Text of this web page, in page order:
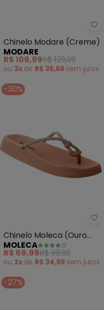
Fila Sleek (Bege)
Chinelo Modare (Creme)
MODARE
R$ 109,99R$ 129,99
ou 3x de R$ 36,66 sem juros
Chinelo Zaxy Glow (Off
-30%
Chinelo Moleca (Ouro
Rosado) em Sintético
MOLECA
R$ 69,99R$ 99,99
ou 2x de R$ 34,99 sem juros
-27%